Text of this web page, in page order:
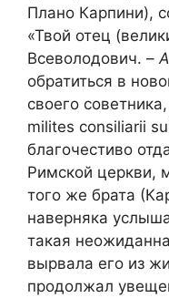
Плано Карпини),
«Твой отец
Всеволодович. –
обратиться в
своего
milites consiliarii
благочестиво
Римской церкви,
того же брата
наверняка
такая
вырвала его из
продолжал